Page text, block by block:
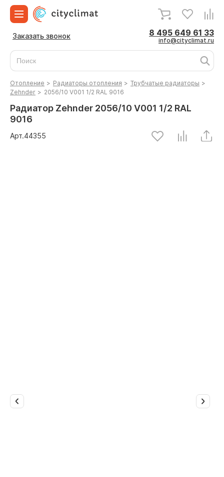
Заказать звонок 8 495 649 61 33
info@cityclimat.ru
Отопление > Радиаторы отопления > Трубчатые радиаторы >
Zehnder > 2056/10 V001 1/2 RAL 9016
Радиатор Zehnder 2056/10 V001 1/2 RAL
9016
Арт.44355